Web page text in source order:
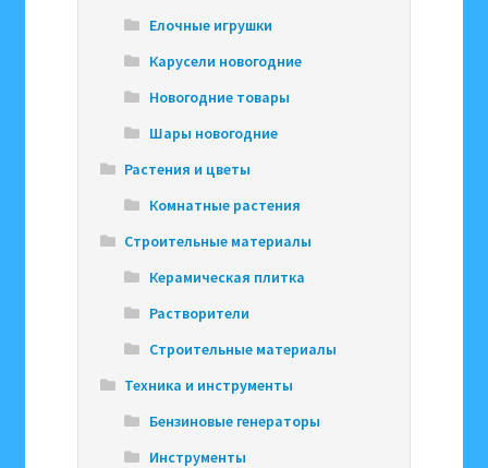
Елочные игрушки
Карусели новогодние
Новогодние товары
Шары новогодние
Растения и цветы
Комнатные растения
Строительные материалы
Керамическая плитка
Растворители
Строительные материалы
Техника и инструменты
Бензиновые генераторы
Инструменты